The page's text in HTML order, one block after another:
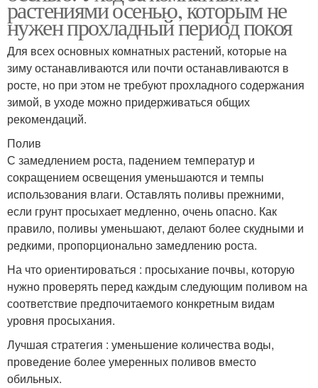
растениями осенью, которым не
нужен прохладный период покоя
Для всех основных комнатных растений, которые на
зиму останавливаются или почти останавливаются в
росте, но при этом не требуют прохладного содержания
зимой, в уходе можно придерживаться общих
рекомендаций.
Полив
С замедлением роста, падением температур и
сокращением освещения уменьшаются и темпы
использования влаги. Оставлять поливы прежними,
если грунт просыхает медленно, очень опасно. Как
правило, поливы уменьшают, делают более скудными и
редкими, пропорционально замедлению роста.
На что ориентироваться : просыхание почвы, которую
нужно проверять перед каждым следующим поливом на
соответствие предпочитаемого конкретным видам
уровня просыхания.
Лучшая стратегия : уменьшение количества воды,
проведение более умеренных поливов вместо
обильных.